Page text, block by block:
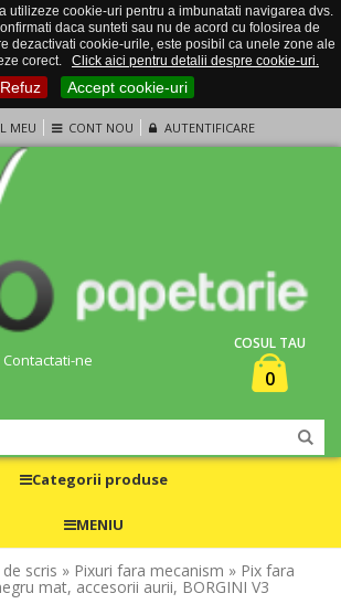
utilizeze cookie-uri pentru a imbunatati navigarea dvs.
daca sunteti sau nu de acord cu folosirea de
dezactivati cookie-urile, este posibil ca unele zone ale
corect.
Click aici pentru detalii despre cookie-uri.
Refuz Accept cookie-uri
MEU CONT NOU AUTENTIFICARE
Contactati-ne
COSUL TAU
0
Categorii produse
MENIU
scris » Pixuri fara mecanism » Pix fara
mat, accesorii aurii, BORGINI V3